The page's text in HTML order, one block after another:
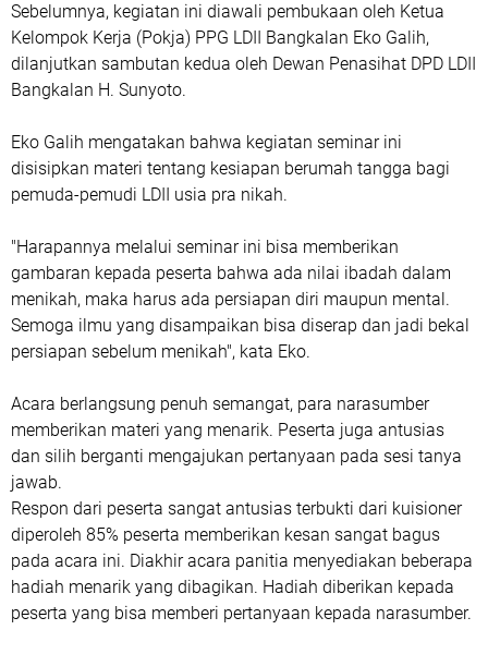
Sebelumnya, kegiatan ini diawali pembukaan oleh Ketua
Kelompok Kerja (Pokja) PPG LDII Bangkalan Eko Galih,
dilanjutkan sambutan kedua oleh Dewan Penasihat DPD LDII
Bangkalan H. Sunyoto.
Eko Galih mengatakan bahwa kegiatan seminar ini
disisipkan materi tentang kesiapan berumah tangga bagi
pemuda-pemudi LDII usia pra nikah.
"Harapannya melalui seminar ini bisa memberikan
gambaran kepada peserta bahwa ada nilai ibadah dalam
menikah, maka harus ada persiapan diri maupun mental.
Semoga ilmu yang disampaikan bisa diserap dan jadi bekal
persiapan sebelum menikah", kata Eko.
Acara berlangsung penuh semangat, para narasumber
memberikan materi yang menarik. Peserta juga antusias
dan silih berganti mengajukan pertanyaan pada sesi tanya
jawab.
Respon dari peserta sangat antusias terbukti dari kuisioner
diperoleh 85% peserta memberikan kesan sangat bagus
pada acara ini. Diakhir acara panitia menyediakan beberapa
hadiah menarik yang dibagikan. Hadiah diberikan kepada
peserta yang bisa memberi pertanyaan kepada narasumber.